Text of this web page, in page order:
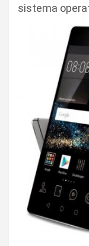
sistema